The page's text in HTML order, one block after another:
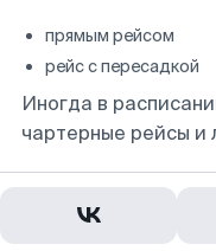
прямым рейсом
рейс с пересадкой
Иногда в
чартерные рейсы и